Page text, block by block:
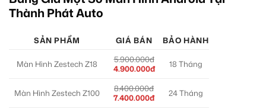
Thành Phát Auto
SẢN PHẨM GIÁ BÁN BẢO HÀNH
Màn Hình Zestech Z18
5.900.000đ
4.900.000đ
18 Tháng
Màn Hình Zestech Z100
8.400.000đ
7.400.000đ
24 Tháng